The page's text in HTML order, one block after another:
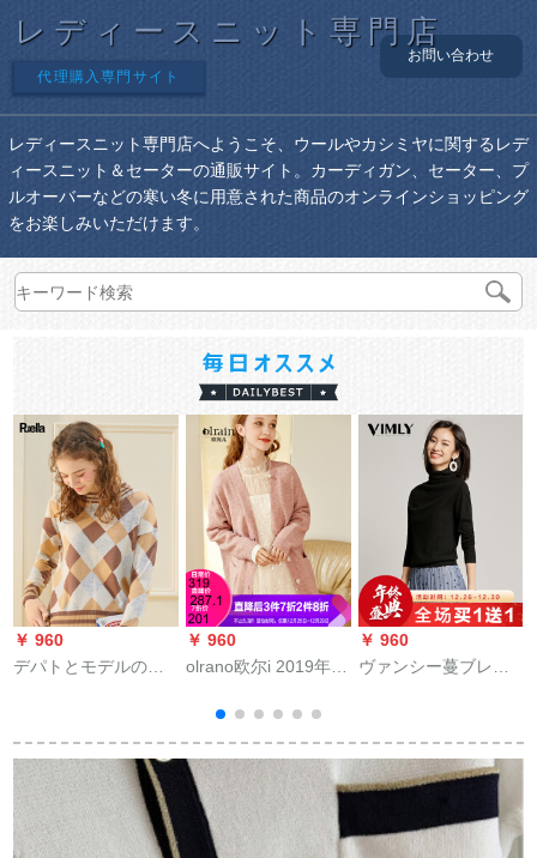
レディースニット専門店
代理購入専門サイト
お問い合わせ
レディースニット専門店へようこそ、ウールやカシミヤに関するレデ
ィースニット＆セーターの通販サイト。カーディガン、セーター、プ
ルオーバーなどの寒い冬に用意された商品のオンラインショッピング
をお楽しみいただけます。
￥ 960
デパトとモデルのピ
の头ゆるるるファ韩
国ファンシンコの色
を混ぜたぜ
￥ 960
olrano欧尔i 2019年秋
レイディの长袖ガー
ディアンの外に付け
られた怠け者の风ニ
コの上に花粉Sがあり
ます。
￥ 960
ヴァンシー蔓ブレッ
98279黒M